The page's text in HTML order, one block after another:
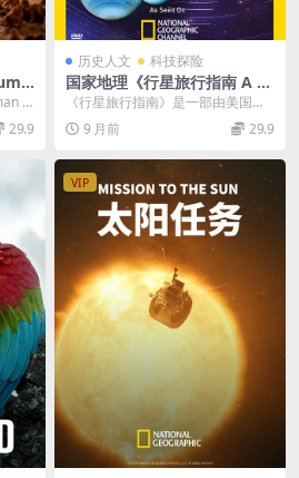
全
版
化
F
29.9
历史人文 科技探险
国家地理《行星旅行指南 A Tr
aveler’s Guide To The Plane
ts》全6集 英语中字 720P超高
清百度网盘下载
《行星旅行指南》是一部由美国国
家地理频道和德国国家电视台于20
10年联合制作的大...
9 月前 29.9
VIP